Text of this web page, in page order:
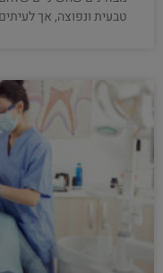
טבעית ונפוצה, אך